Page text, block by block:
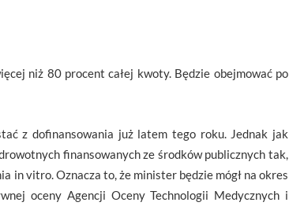
niż 80 procent całej kwoty. Będzie obejmować po
z dofinansowania już latem tego roku. Jednak jak
finansowanych ze środków publicznych tak,
in vitro. Oznacza to, że minister będzie mógł na okres
oceny Agencji Oceny Technologii Medycznych i